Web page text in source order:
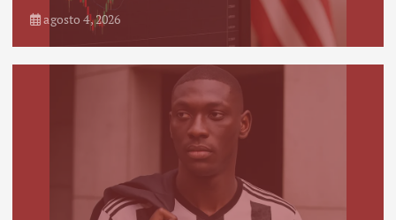
agosto 4, 2026